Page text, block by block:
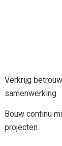
Verkrijg
samenwerking
Bouw continu
projecten.